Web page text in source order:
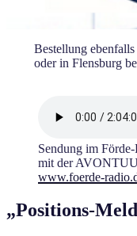
Bestellung
oder in Flensburg
Sendung im
mit der
www.foerde-r
„Positions-